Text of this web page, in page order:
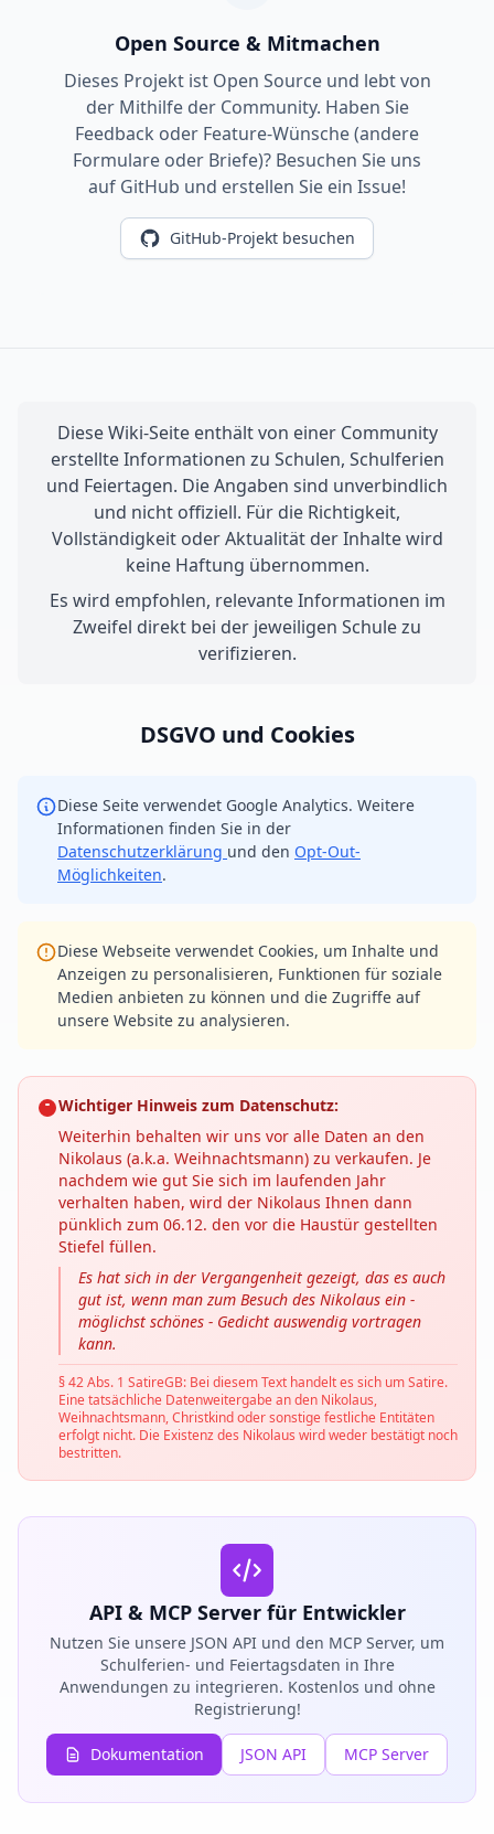
Open Source & Mitmachen
Dieses Projekt ist Open Source und lebt von
der Mithilfe der Community. Haben Sie
Feedback oder Feature-Wünsche (andere
Formulare oder Briefe)? Besuchen Sie uns
auf GitHub und erstellen Sie ein Issue!
GitHub-Projekt besuchen
Diese Wiki-Seite enthält von einer Community
erstellte Informationen zu Schulen, Schulferien
und Feiertagen. Die Angaben sind unverbindlich
und nicht offiziell. Für die Richtigkeit,
Vollständigkeit oder Aktualität der Inhalte wird
keine Haftung übernommen.
Es wird empfohlen, relevante Informationen im
Zweifel direkt bei der jeweiligen Schule zu
verifizieren.
DSGVO und Cookies
Diese Seite verwendet Google Analytics. Weitere
Informationen finden Sie in der
Datenschutzerklärung und den Opt-Out-
Möglichkeiten.
Diese Webseite verwendet Cookies, um Inhalte und
Anzeigen zu personalisieren, Funktionen für soziale
Medien anbieten zu können und die Zugriffe auf
unsere Website zu analysieren.
Wichtiger Hinweis zum Datenschutz:
Weiterhin behalten wir uns vor alle Daten an den
Nikolaus (a.k.a. Weihnachtsmann) zu verkaufen. Je
nachdem wie gut Sie sich im laufenden Jahr
verhalten haben, wird der Nikolaus Ihnen dann
pünklich zum 06.12. den vor die Haustür gestellten
Stiefel füllen.
Es hat sich in der Vergangenheit gezeigt, das es auch
gut ist, wenn man zum Besuch des Nikolaus ein -
möglichst schönes - Gedicht auswendig vortragen
kann.
§ 42 Abs. 1 SatireGB: Bei diesem Text handelt es sich um Satire.
Eine tatsächliche Datenweitergabe an den Nikolaus,
Weihnachtsmann, Christkind oder sonstige festliche Entitäten
erfolgt nicht. Die Existenz des Nikolaus wird weder bestätigt noch
bestritten.
API & MCP Server für Entwickler
Nutzen Sie unsere JSON API und den MCP Server, um
Schulferien- und Feiertagsdaten in Ihre
Anwendungen zu integrieren. Kostenlos und ohne
Registrierung!
Dokumentation JSON API MCP Server